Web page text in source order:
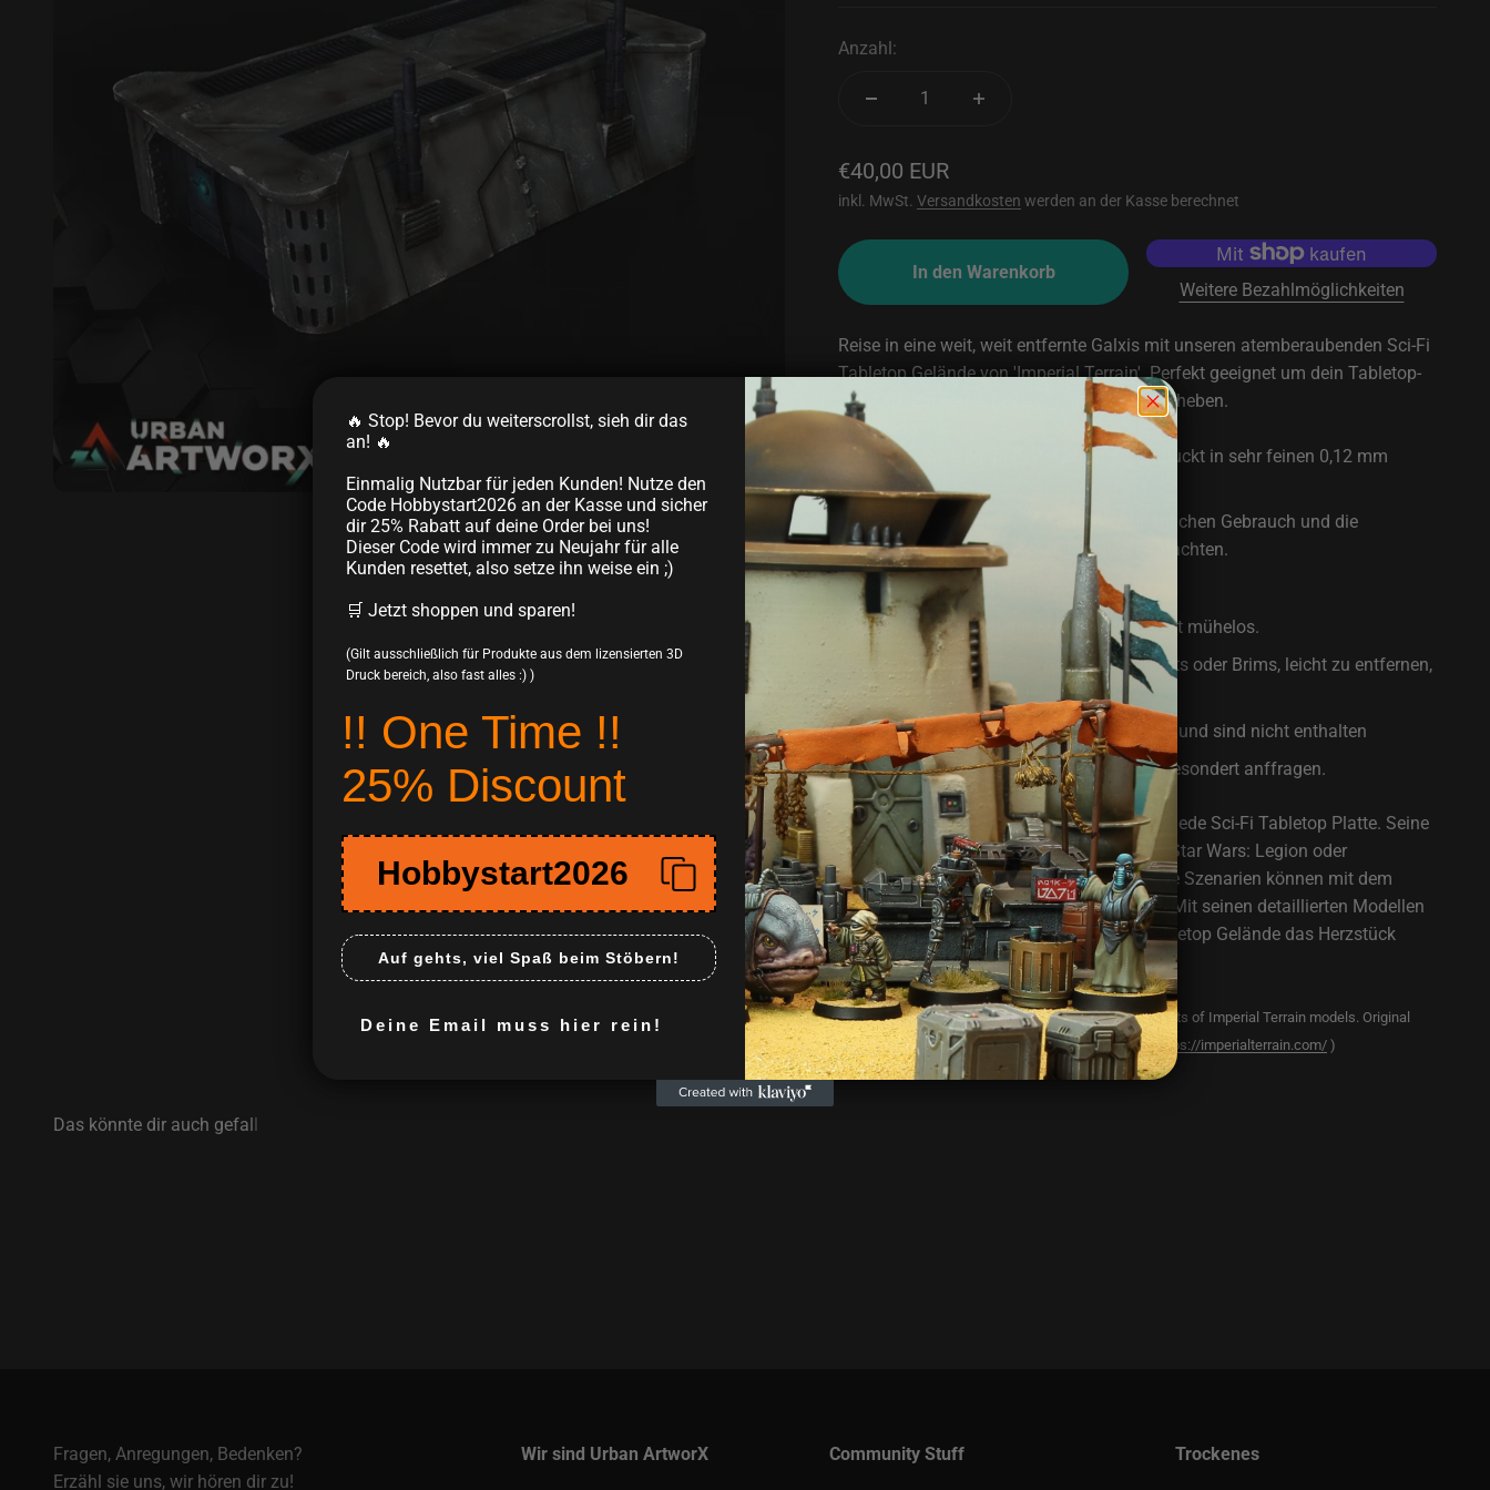
Anzahl:
Angebot
€40,00 EUR
inkl. MwSt. Versandkosten werden an der Kasse berechnet
In den Warenkorb
Weitere Bezahlmöglichkeiten
Reise in eine weit, weit entfernte Galxis mit unseren atemberaubenden Sci-Fi
Tabletop Gelände von 'Imperial Terrain'. Perfekt geeignet um dein Tabletop-
Spiel auf ein neues Level der Immersion zu heben.
Merkmale
Aus hochwertigem PLA hergestellt, gedruckt in sehr feinen 0,12 mm
Schichtstärke
Besonders robust, perfekt für den alltäglichen Gebrauch und die
Herausforderungen epischer Tabletop-Schlachten.
Direkt Bastel und Bemal-fertig!
Zusammenbauen mit Sekundenkleber ist mühelos.
Eventuell leichte Reste von Drucksupports oder Brims, leicht zu entfernen,
und stellen keinen Produktmangel dar.
Miniaturen dienen dem Größenvergleich und sind nicht enthalten
Produkt wird unbemalt geliefert, dafür gesondert anffragen.
Dieses Tabletop Gelände passt perfekt auf jede Sci-Fi Tabletop Platte. Seine
Vielseitigkeit macht es ideal für Spiele wie Star Wars: Legion oder
Shatterpoint, aber auch andere futuristische Szenarien können mit dem
Gelände hervoragend aufgewertet werden. Mit seinen detaillierten Modellen
und der speziellen Ästhetik wird dieses Tabletop Gelände das Herzstück
deines nächsten galaktischen Abenteuers.
This company is officially licensed to sell physical prints of Imperial Terrain models. Original
digital .stl files of this model can be purchased (at:https://imperialterrain.com/ )
Fragen, Anregungen, Bedenken?
Erzähl sie uns, wir hören dir zu!
Wir sind Urban ArtworX Community Stuff Trockenes
🔥 Stop! Bevor du weiterscrollst, sieh dir das
an! 🔥
Einmalig Nutzbar für jeden Kunden! Nutze den
Code Hobbystart2026 an der Kasse und sicher
dir 25% Rabatt auf deine Order bei uns!
Dieser Code wird immer zu Neujahr für alle
Kunden resettet, also setze ihn weise ein ;)
🛒 Jetzt shoppen und sparen!
(Gilt ausschließlich für Produkte aus dem lizensierten 3D
Druck bereich, also fast alles :) )
!! One Time !!
25% Discount
Hobbystart2026
Auf gehts, viel Spaß beim Stöbern!